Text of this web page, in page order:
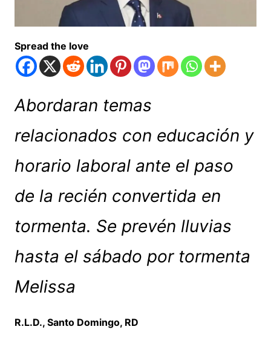
Spread the love
Abordaran temas
relacionados con educación y
horario laboral ante el paso
de la recién convertida en
tormenta. Se prevén lluvias
hasta el sábado por tormenta
Melissa
R.L.D., Santo Domingo, RD